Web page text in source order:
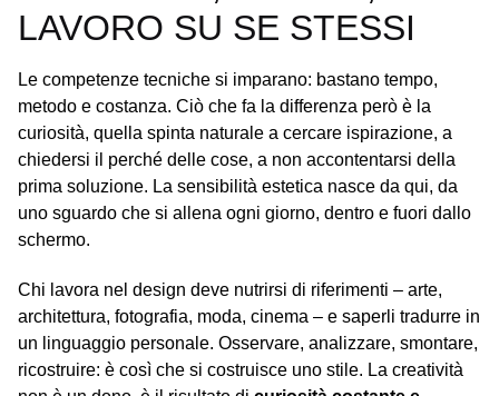
LAVORO SU SE STESSI
Le competenze tecniche si imparano: bastano tempo,
metodo e costanza. Ciò che fa la differenza però è la
curiosità, quella spinta naturale a cercare ispirazione, a
chiedersi il perché delle cose, a non accontentarsi della
prima soluzione. La sensibilità estetica nasce da qui, da
uno sguardo che si allena ogni giorno, dentro e fuori dallo
schermo.
Chi lavora nel design deve nutrirsi di riferimenti – arte,
architettura, fotografia, moda, cinema – e saperli tradurre in
un linguaggio personale. Osservare, analizzare, smontare,
ricostruire: è così che si costruisce uno stile. La creatività